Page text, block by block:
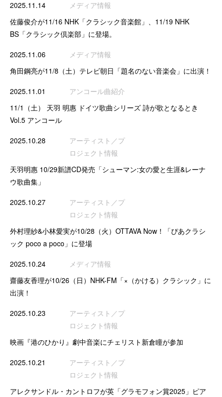
2025.11.14
メディア情報
佐藤俊介が11/16 NHK「クラシック音楽館」、11/19 NHK
BS「クラシック倶楽部」に登場。
2025.11.06
メディア情報
角田鋼亮が11/8（土）テレビ朝日「題名のない音楽会」に出演！
2025.11.01
アンコール曲紹介
11/1（土） 天羽 明惠 ドイツ歌曲シリーズ 詩が歌となるとき
Vol.5 アンコール
2025.10.28
アーティスト／プ
ロジェクト情報
天羽明惠 10/29新譜CD発売「シューマン:女の愛と生涯&レーナ
ウ歌曲集」
2025.10.27
アーティスト／プ
ロジェクト情報
外村理紗&小林愛実が10/28（火）OTTAVA Now！「ぴあクラシ
ック poco a poco」に登場
2025.10.24
メディア情報
齋藤友香理が10/26（日）NHK-FM「×（かける）クラシック」に
出演！
2025.10.23
アーティスト／プ
ロジェクト情報
映画『港のひかり』劇中音楽にチェリスト新倉瞳が参加
2025.10.21
アーティスト／プ
ロジェクト情報
アレクサンドル・カントロフが英「グラモフォン賞2025」ピア